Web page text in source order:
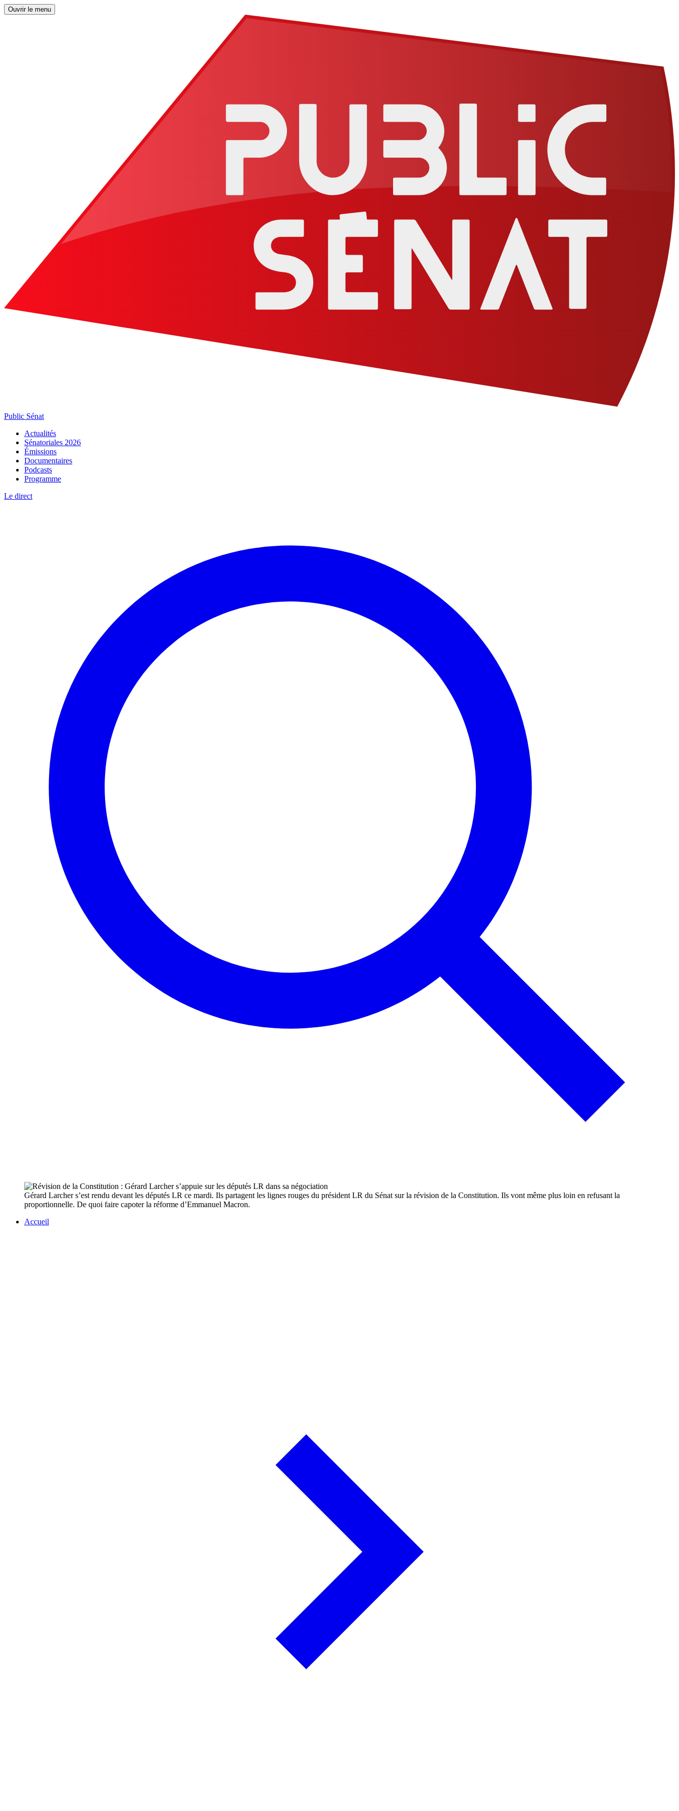
Ouvrir le menu
Public Sénat
Actualités
Sénatoriales 2026
Émissions
Documentaires
Podcasts
Programme
Le direct
Gérard Larcher s’est rendu devant les députés LR ce mardi. Ils partagent les lignes rouges du président LR du Sénat sur la révision de la Constitution. Ils vont même plus loin en refusant la
proportionnelle. De quoi faire capoter la réforme d’Emmanuel Macron.
Accueil